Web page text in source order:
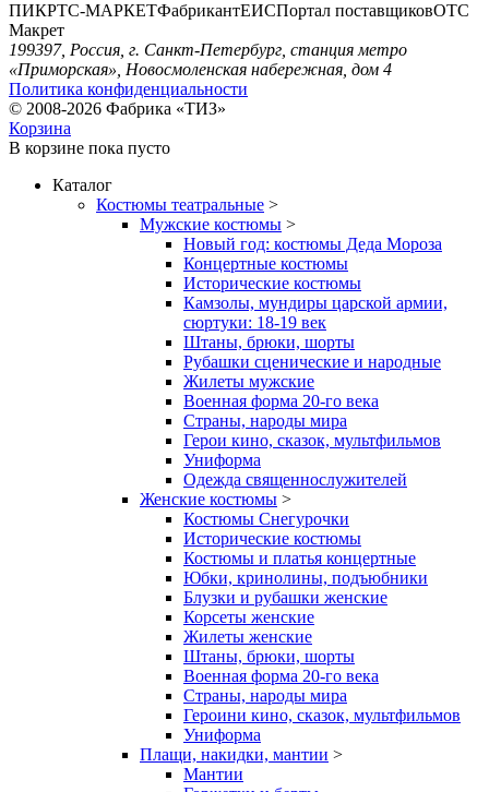
ПИКРТС-МАРКЕТФабрикантЕИСПортал поставщиковОТС
Макрет
199397, Россия, г. Санкт-Петербург, станция метро
«Приморская», Новосмоленская набережная, дом 4
Политика конфиденциальности
© 2008-2026 Фабрика «ТИЗ»
Корзина
В корзине пока пусто
Каталог
Костюмы театральные >
Мужские костюмы >
Новый год: костюмы Деда Мороза
Концертные костюмы
Исторические костюмы
Камзолы, мундиры царской армии,
сюртуки: 18-19 век
Штаны, брюки, шорты
Рубашки сценические и народные
Жилеты мужские
Военная форма 20-го века
Страны, народы мира
Герои кино, сказок, мультфильмов
Униформа
Одежда священнослужителей
Женские костюмы >
Костюмы Снегурочки
Исторические костюмы
Костюмы и платья концертные
Юбки, кринолины, подъюбники
Блузки и рубашки женские
Корсеты женские
Жилеты женские
Штаны, брюки, шорты
Военная форма 20-го века
Страны, народы мира
Героини кино, сказок, мультфильмов
Униформа
Плащи, накидки, мантии >
Мантии